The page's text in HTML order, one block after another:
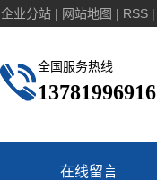
企业分站 | 网站地图 | RSS |
全国服务热线
13781996916
在线留言